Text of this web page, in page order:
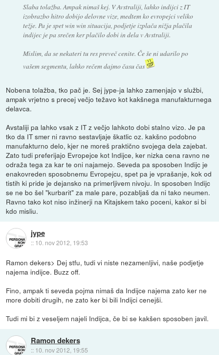
Slaba tolažba. Ampak nimaš kej. V Avstraliji, lahko indijci z IT
izobrazbo hitro dobijo delovne vize, medtem ko evropejci veliko
težje. Pa je spet win win situacija, podjetje izplača nižja plačila
indijec je pa srečen ker plačilo dobi in dela v Avstraliji.
Mislim, da se nekateri tu res preveč cenite. Če še ni udarilo po
vašem segmentu, lahko rečem dajmo času čas
Nobena tolažba, tko pač je. Sej jype-ja lahko zamenjajo v službi,
ampak vrjetno s precej večjo težavo kot kakšnega manufakturnega
delavca.
Avstaliji pa lahko vsak z IT z večjo lahkoto dobi stalno vizo. Je pa
tko da IT smer ni ravno sestavljaje škatlic oz. kakšno podobno
manufakturno delo, kjer ne moreš praktično svojega dela zajebat.
Zato tudi preferijajo Evropejce kot Indijce, ker nizka cena ravno ne
odraža tega za kar te oni najamejo. Seveda pa sposoben Indijc je
enakovreden sposobnemu Evropejcu, spet pa je vprašanje, kok od
tistih ki pride je dejansko na primerljivem nivoju. In sposoben Indijc
se ne bo šel "kurbarit" za male pare, pozabljaš da ni tako neumen.
Ravno tako kot niso inžinerji na Kitajskem tako poceni, kakor si bi
kdo misliu.
jype
:: 10. nov 2012, 19:53
Ramon dekers> Dej stfu, tudi vi niste nezamenljivi, naše podjetje
najema indijce. Buzz off.
Fino, ampak ti seveda pojma nimaš da Indijce najema zato ker ne
more dobiti drugih, ne zato ker bi bili Indijci cenejši.
Tudi mi bi z veseljem najeli Indijca, če bi se kakšen sposoben javil.
Ramon dekers
:: 10. nov 2012, 19:55